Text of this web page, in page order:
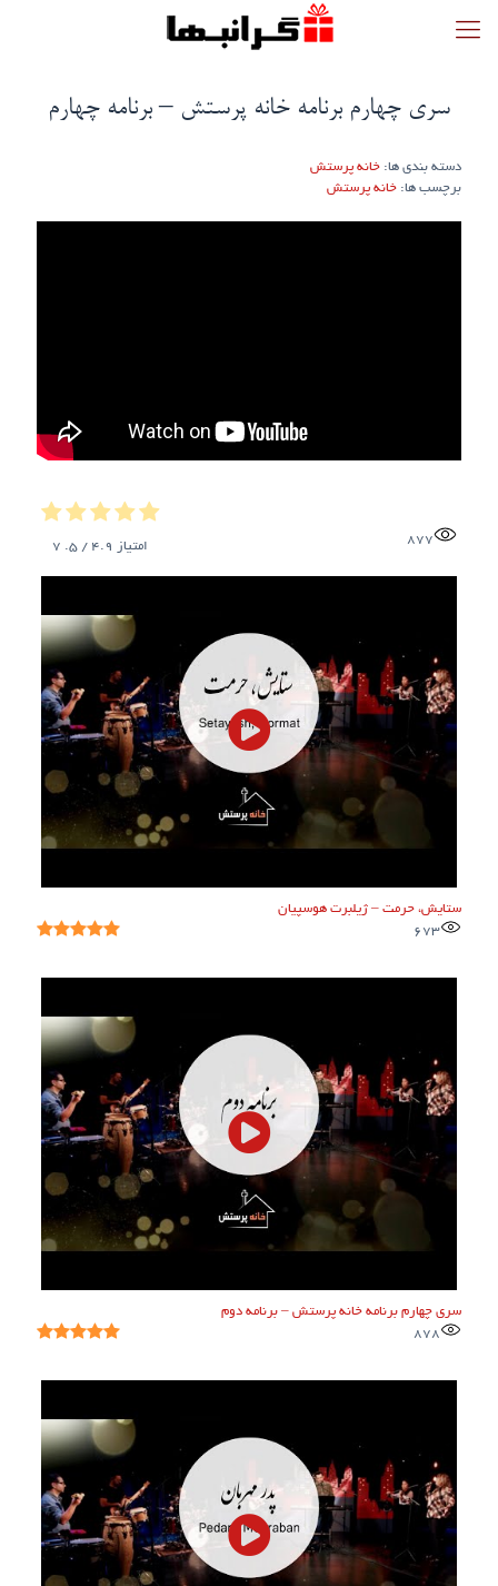
سری چهارم برنامه خانه پرستش – برنامه چهارم
دسته بندی ها: خانه پرستش
برچسب ها: خانه پرستش
877 امتیاز 4.9
/ 5.
7
ستایش، حرمت – ژیلبرت هوسپیان
673
سری چهارم برنامه خانه پرستش – برنامه دوم
878